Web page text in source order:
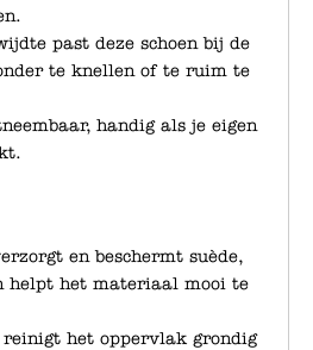
past deze schoen bij de
te knellen of te ruim te
handig als je eigen
en beschermt suède,
helpt het materiaal mooi te
het oppervlak grondig